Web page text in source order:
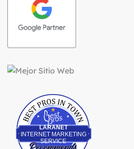
LARANET
INTERNET MARKETING
SERVICE
Best Pros In Town